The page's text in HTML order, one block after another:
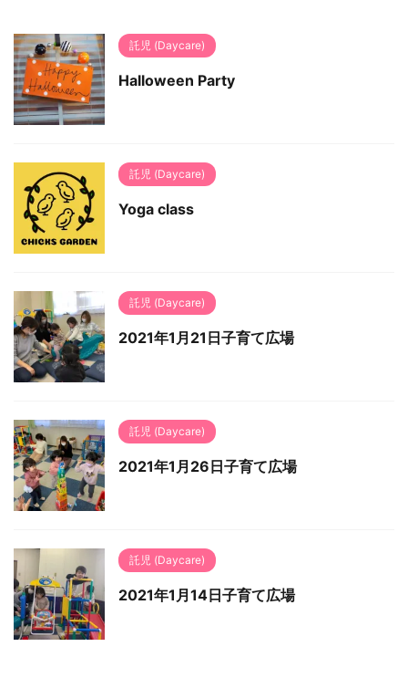
託児 (Daycare)
Halloween Party
託児 (Daycare)
Yoga class
託児 (Daycare)
2021年1月21日子育て広場
託児 (Daycare)
2021年1月26日子育て広場
託児 (Daycare)
2021年1月14日子育て広場